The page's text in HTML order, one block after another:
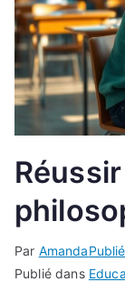
Par Amanda
Publié dans